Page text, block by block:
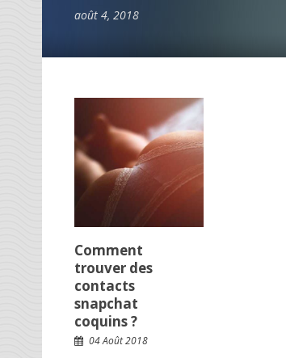
août 4, 2018
Comment
trouver des
contacts
snapchat
coquins ?
04 Août 2018